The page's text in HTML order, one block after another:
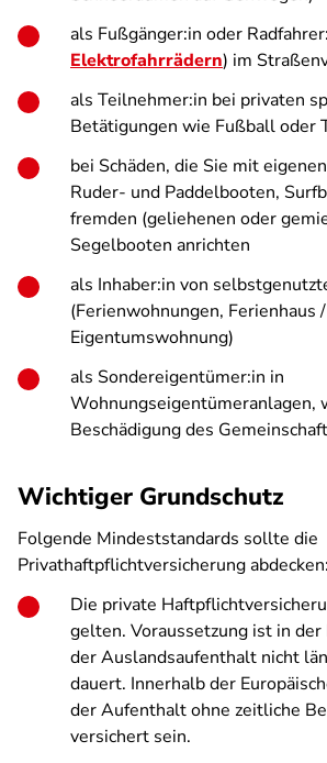
als Fußgänger:in oder
Elektrofahrrädern) im
als Teilnehmer:in bei privaten
Betätigungen wie Fußball oder
bei Schäden, die Sie mit
Ruder- und Paddelbooten,
fremden (geliehenen oder
Segelbooten anrichten
als Inhaber:in von
(Ferienwohnungen, Ferienhaus
Eigentumswohnung)
als Sondereigentümer:in in
Wohnungseigentümeranlagen,
Beschädigung des
Wichtiger Grundschutz
Folgende Mindeststandards sollte die
Privathaftpflichtversicherung abdecken:
Die private
gelten. Voraussetzung ist in der
der Auslandsaufenthalt nicht
dauert. Innerhalb der
der Aufenthalt ohne zeitliche
versichert sein.